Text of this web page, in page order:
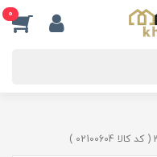
0